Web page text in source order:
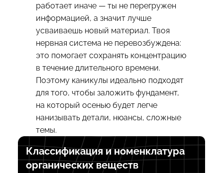
работает иначе — ты не перегружен
информацией, а значит лучше
усваиваешь новый материал. Твоя
нервная система не перевозбуждена:
это помогает сохранять концентрацию
в течение длительного времени.
Поэтому каникулы идеально подходят
для того, чтобы заложить фундамент,
на который осенью будет легче
нанизывать детали, нюансы, сложные
темы.
Классификация и номенклатура
органических веществ